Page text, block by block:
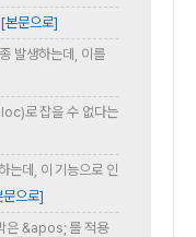
[본문으로]
발생하는데, 이를
로 잡을 수 없다는
는데, 이 기능으로 인
으로]
은 &apos; 를 적용